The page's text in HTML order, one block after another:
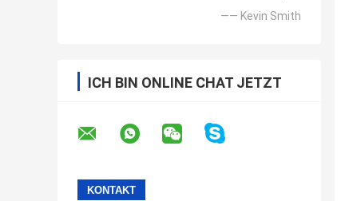
—— Kevin Smith
ICH BIN ONLINE CHAT JETZT